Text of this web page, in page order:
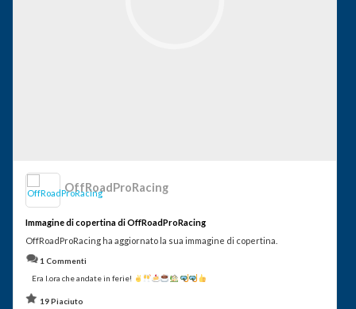
OffRoadProRacing
Immagine di copertina di OffRoadProRacing
OffRoadProRacing ha aggiornato la sua immagine di copertina.
1 Commenti
Era l.ora che andate in ferie!
19 Piaciuto